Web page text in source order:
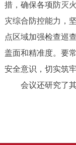
措，确保各项防灭
灾综合防控能力，
点区域加强检查巡
盖面和精准度。要
安全意识，切实筑
会议还研究了其